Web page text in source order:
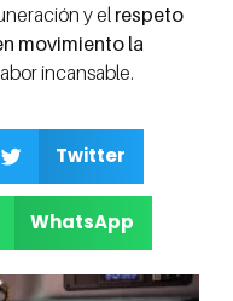
y el respeto
movimiento la
incansable.
Twitter
WhatsApp